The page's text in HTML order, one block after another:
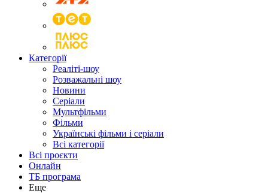
Категорії
Реаліті-шоу
Розважальні шоу
Новини
Серіали
Мультфільми
Фільми
Українські фільми і серіали
Всі категорії
Всі проєкти
Онлайн
ТБ програма
Еще